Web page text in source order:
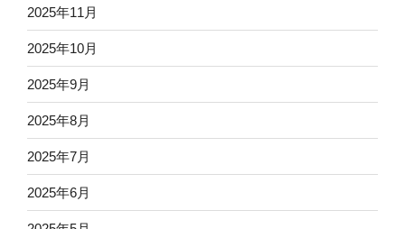
2025年11月
2025年10月
2025年9月
2025年8月
2025年7月
2025年6月